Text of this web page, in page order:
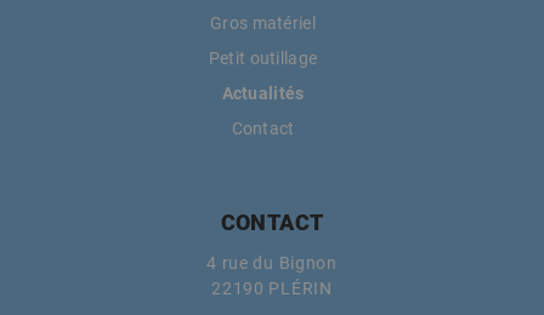
Gros matériel
Petit outillage
Actualités
Contact
CONTACT
4 rue du Bignon
22190 PLÉRIN